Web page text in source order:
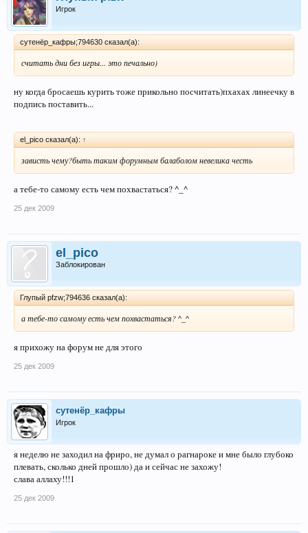
Игрок
сутенёр_кафры;794630 сказал(а):
считать дни без игры... это печально)
ну когда бросаешь курить тоже прикольно посчитать)пхахах линеечку в
подпись поставить...
el_pico сказал(а): ↑
зависть чему?быть таким форумным балаболом невелика честь
а тебе-то самому есть чем похвастаться? ^_^
25 дек 2009
el_pico
Заблокирован
Глупый pfzw;794636 сказал(а):
а тебе-то самому есть чем похвастаться? ^_^
я прихожу на форум не для этого
25 дек 2009
сутенёр_кафры
Игрок
я неделю не заходил на фриро, не думал о рагнароке и мне было глубоко
плевать, сколько дней прошло) да и сейчас не захожу!
слава аллаху!!!1
25 дек 2009